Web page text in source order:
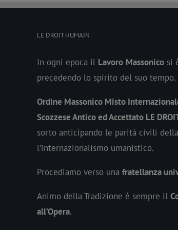
LE DROIT HUMAIN
In ogni epoca il Lavoro Massonico si
precedendo lo spirito del suo tempo.
Ordine Massonico Misto
Scozzese Antico ed Accettato LE
sorto anticipando le parità civili
l’internazionalismo umanistico.
Procediamo verso una fratellanza
Animo della Tradizione è sempre il
all’Opera.